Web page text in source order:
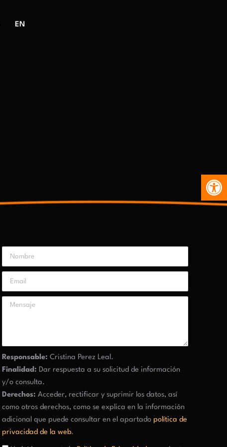
EN
Responsable: Cristina Perez Leal.
Finalidad: Dar respuesta a su solicitud de información
y/o consulta.
Derechos: Acceder, rectificar y suprimir los datos, así
como otros derechos, como se explica en la información
adicional que puede consultar en el apartadopolítica de
privacidad de la web.